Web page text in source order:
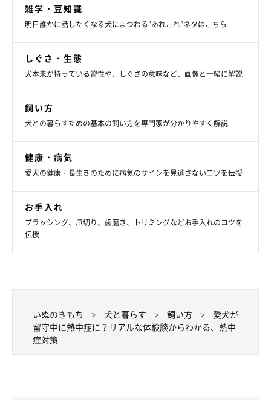
雑学・豆知識
明日誰かに話したくなる犬にまつわる”あれこれ”ネタはこちら
しぐさ・生態
犬本来が持っている習性や、しぐさの意味など、画像と一緒に解説
飼い方
犬との暮らすための基本の飼い方を専門家が分かりやすく解説
健康・病気
愛犬の健康・長生きのために病気のサインを見逃さないコツを伝授
お手入れ
ブラッシング、爪切り、歯磨き、トリミングなどお手入れのコツを
伝授
いぬのきもち 犬と暮らす 飼い方
愛犬が
留守中に熱中症に？リアルな体験談からわかる、熱中
症対策